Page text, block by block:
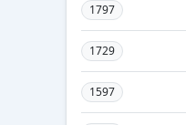
1797
1729
1597